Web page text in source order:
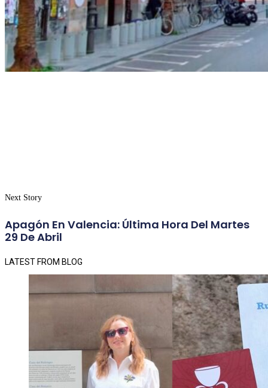
Next Story
Apagón En Valencia: Última Hora Del Martes
29 De Abril
LATEST FROM BLOG